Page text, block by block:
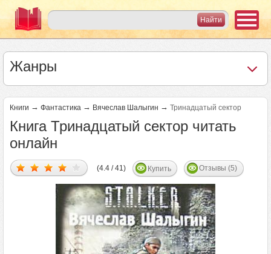
Жанры
Книги → Фантастика → Вячеслав Шалыгин → Тринадцатый сектор
Книга Тринадцатый сектор читать
онлайн
(4.4 / 41) Купить Отзывы (5)